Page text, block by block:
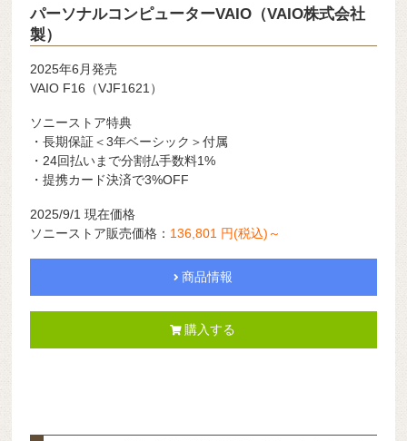
パーソナルコンピューターVAIO（VAIO株式会社
製）
2025年6月発売
VAIO F16（VJF1621）
ソニーストア特典
・長期保証＜3年ベーシック＞付属
・24回払いまで分割払手数料1%
・提携カード決済で3%OFF
2025/9/1 現在価格
ソニーストア販売価格： 136,801 円(税込)～
商品情報
購入する